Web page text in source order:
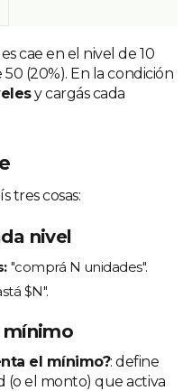
cae en el nivel de 10
50 (20%). En la condición
y cargás cada
tres cosas:
nivel
"comprá N unidades".
$N".
mínimo
el mínimo?: define
(o el monto) que activa